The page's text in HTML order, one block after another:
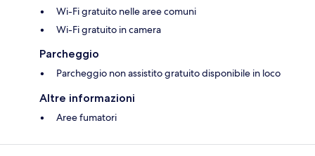
Wi-Fi gratuito nelle aree comuni
Wi-Fi gratuito in camera
Parcheggio
Parcheggio non assistito gratuito disponibile in loco
Altre informazioni
Aree fumatori